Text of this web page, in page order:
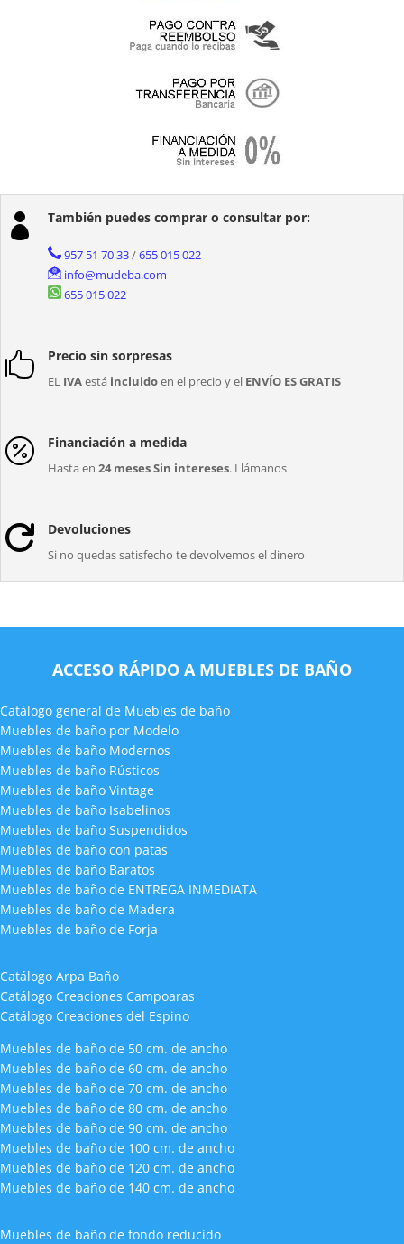
 También puedes comprar o consultar por:
957 51 70 33/655 015 022
info@mudeba.com
655 015 022
 Precio sin sorpresas
EL IVAestá incluidoen el precio y el ENVÍO ES GRATIS
 Financiación a medida
Hasta en 24 meses Sin intereses. Llámanos
 Devoluciones
Si no quedas satisfecho te devolvemos el dinero
ACCESO RÁPIDO A MUEBLES DE BAÑO
Catálogo general de Muebles de baño
Muebles de baño por Modelo
Muebles de baño Modernos
Muebles de baño Rústicos
Muebles de baño Vintage
Muebles de baño Isabelinos
Muebles de baño Suspendidos
Muebles de baño con patas
Muebles de baño Baratos
Muebles de baño de ENTREGA INMEDIATA
Muebles de baño de Madera
Muebles de baño de Forja
Catálogo Arpa Baño
Catálogo Creaciones Campoaras
Catálogo Creaciones del Espino
Muebles de baño de 50 cm. de ancho
Muebles de baño de 60 cm. de ancho
Muebles de baño de 70 cm. de ancho
Muebles de baño de 80 cm. de ancho
Muebles de baño de 90 cm. de ancho
Muebles de baño de 100 cm. de ancho
Muebles de baño de 120 cm. de ancho
Muebles de baño de 140 cm. de ancho
Muebles de baño de fondo reducido